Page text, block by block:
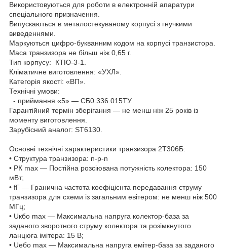
Використовуються для роботи в електронній апаратури
спеціального призначення.
Випускаються в металостекуваному корпусі з гнучкими
виведеннями.
Маркуються цифро-букванним кодом на корпусі транзистора.
Маса транзизора не більш ніж 0,65 г.
Тип корпусу: КТЮ-3-1.
Кліматичне виготовлення: «УХЛ».
Категорія якості: «ВП».
Технічні умови:
- приймання «5» — СБ0.336.015ТУ.
Гарантійний термін зберігання — не менш ніж 25 років із
моменту виготовлення.
Зарубісний аналог: ST6130.
Основні технічні характеристики транзизора 2Т306Б:
• Структура транзизора: n-p-n
• РК max — Постійна розсіювана потужність колектора: 150
мВт;
• fГ — Гранична частота коефіцієнта передавання струму
транзизора для схеми із загальним евітером: не менш ніж 500
МГц;
• Uкбо max — Максимальна напруга колектор-база за
заданого зворотного струму колектора та розімкнутого
ланцюга імітера: 15 В;
• Uебо max — Максимальна напруга емітер-база за заданого